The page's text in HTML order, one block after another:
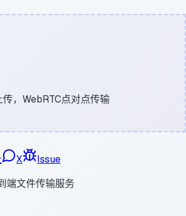
，WebRTC点对点传输
X
Issue
端文件传输服务